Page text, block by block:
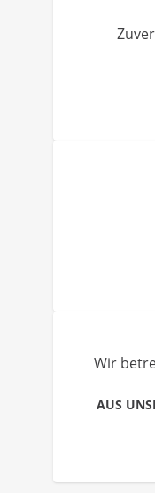
Wir
AUS